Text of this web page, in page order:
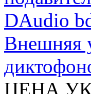
Внешняя
ЦЕНА